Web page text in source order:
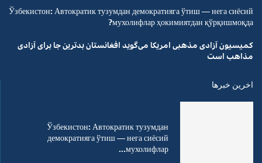
Ўзбекистон: Автократик тузумдан демократияга ўтиш — нега сиёсий
мухолифлар ҳокимиятдан қўрқишмоқда?
کمیسیون آزادی مذهبی امریکا می‌گوید افغانستان بدترین جا برای آزادی
مذاهب است
اخرین خبرها
Ўзбекистон: Автократик тузумдан
демократияга ўтиш — нега сиёсий
мухолифлар...